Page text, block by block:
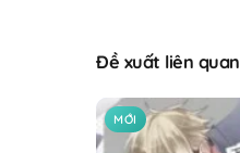
Đề xuất liên quan
MỚI